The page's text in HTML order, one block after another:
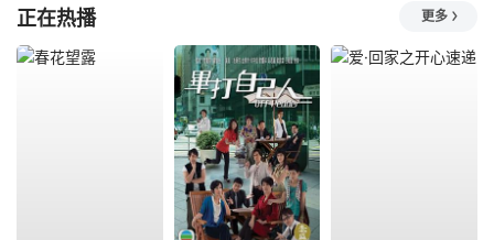
正在热播 更多